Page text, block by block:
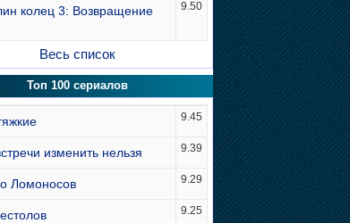
колец 3: Возвращение
9.50
Весь список
Топ 100 сериалов
9.45
изменить нельзя 9.39
Ломоносов 9.29
9.25